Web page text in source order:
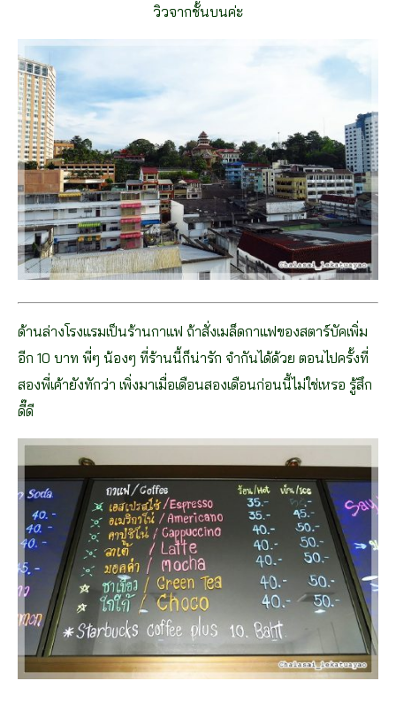
วิวจากชั้นบนค่ะ
ด้านล่างโรงแรมเป็นร้านกาแฟ ถ้าสั่งเมล็ดกาแฟของสตาร์บัคเพิ่ม
อีก 10 บาท พี่ๆ น้องๆ ที่ร้านนี้ก็น่ารัก จำกันได้ด้วย ตอนไปครั้งที่
สองพี่เค้ายังทักว่า เพิ่งมาเมื่อเดือนสองเดือนก่อนนี้ไม่ใช่เหรอ รู้สึก
ดี๊ดี